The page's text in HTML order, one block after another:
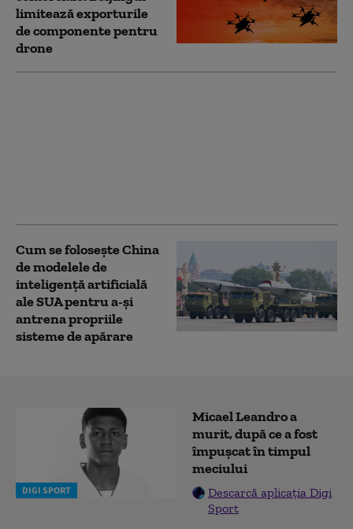
limitează exporturile
de componente pentru
drone
Cum se folosește China
de modelele de
inteligență artificială
ale SUA pentru a-și
antrena propriile
sisteme de apărare
DIGI SPORT
Micael Leandro a
murit, după ce a fost
împușcat în timpul
meciului
Descarcă aplicația Digi
Sport